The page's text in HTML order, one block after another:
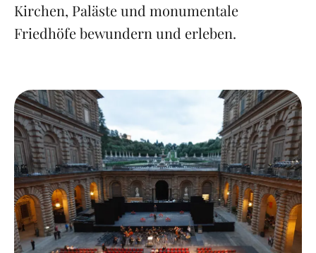
Kirchen, Paläste und monumentale
Friedhöfe bewundern und erleben.